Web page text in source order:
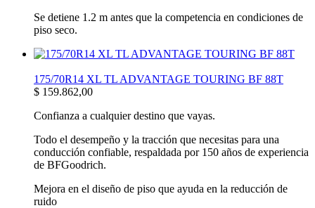
Se detiene 1.2 m antes que la competencia en condiciones de
piso seco.
175/70R14 XL TL ADVANTAGE TOURING BF 88T
$ 159.862,00
Confianza a cualquier destino que vayas.
Todo el desempeño y la tracción que necesitas para una
conducción confiable, respaldada por 150 años de experiencia
de BFGoodrich.
Mejora en el diseño de piso que ayuda en la reducción de
ruido